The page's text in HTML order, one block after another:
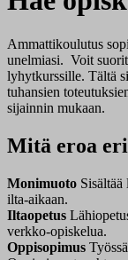
Ammattikoulutus
unelmiasi. Voit
lyhytkurssille. Tältä
tuhansien
sijainnin mukaan.
Mitä eroa
Monimuoto
ilta-aikaan.
Iltaopetus
verkko-opiskelua.
Oppisopimus